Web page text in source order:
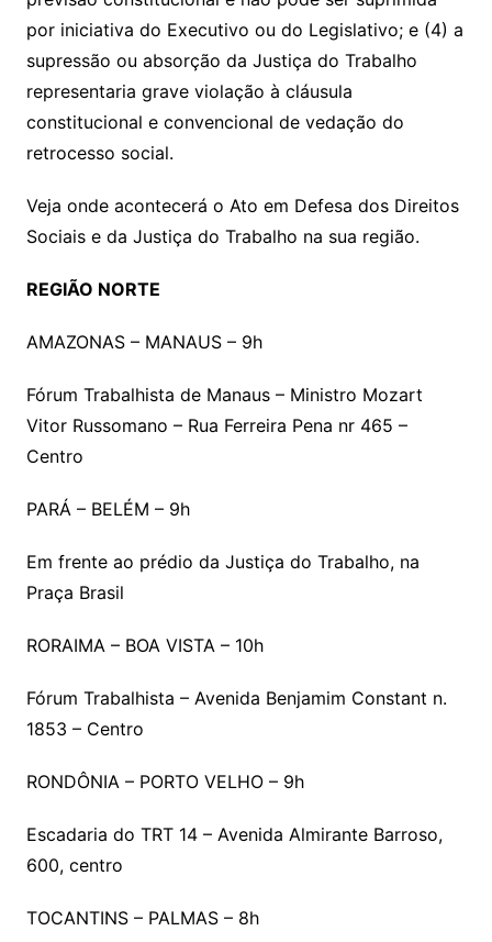
por iniciativa do Executivo ou do Legislativo; e (4) a
supressão ou absorção da Justiça do Trabalho
representaria grave violação à cláusula
constitucional e convencional de vedação do
retrocesso social.
Veja onde acontecerá o Ato em Defesa dos Direitos
Sociais e da Justiça do Trabalho na sua região.
REGIÃO NORTE
AMAZONAS – MANAUS – 9h
Fórum Trabalhista de Manaus – Ministro Mozart
Vitor Russomano – Rua Ferreira Pena nr 465 –
Centro
PARÁ – BELÉM – 9h
Em frente ao prédio da Justiça do Trabalho, na
Praça Brasil
RORAIMA – BOA VISTA – 10h
Fórum Trabalhista – Avenida Benjamim Constant n.
1853 – Centro
RONDÔNIA – PORTO VELHO – 9h
Escadaria do TRT 14 – Avenida Almirante Barroso,
600, centro
TOCANTINS – PALMAS – 8h